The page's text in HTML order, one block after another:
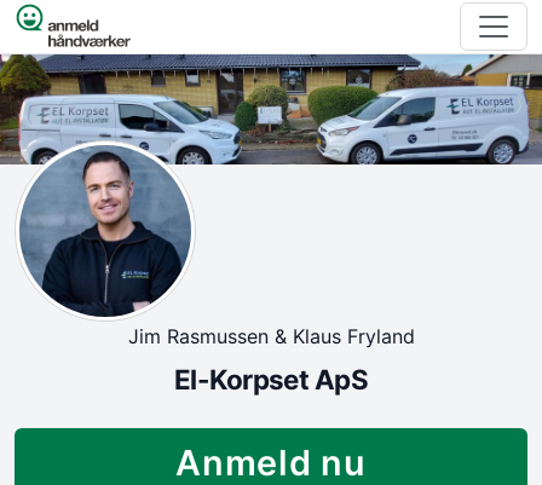
Spring til indhold
Jim Rasmussen & Klaus Fryland
El-Korpset ApS
Anmeld nu